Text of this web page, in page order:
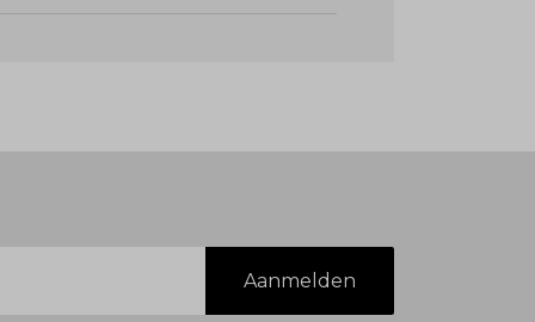
laat de lichte kleuren in je outfit extra
kleur en de print te beschermen.
Aanmelden